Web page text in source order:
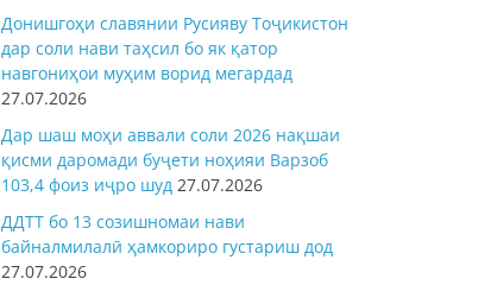
Донишгоҳи славянии Русияву Тоҷикистон
дар соли нави таҳсил бо як қатор
навгониҳои муҳим ворид мегардад
27.07.2026
Дар шаш моҳи аввали соли 2026 нақшаи
қисми даромади буҷети ноҳияи Варзоб
103,4 фоиз иҷро шуд 27.07.2026
ДДТТ бо 13 созишномаи нави
байналмилалӣ ҳамкориро густариш дод
27.07.2026